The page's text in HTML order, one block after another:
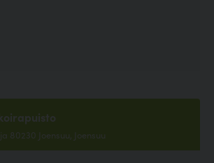
80230 Joensuu, Joensuu